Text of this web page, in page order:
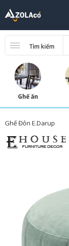
Tìm kiếm
Ghế ăn
Ghế Đôn E.Darup